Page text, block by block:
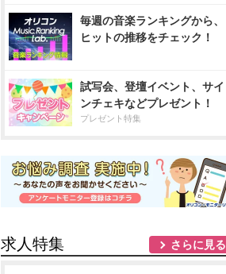
毎週の音楽ランキングから、
ヒットの推移をチェック！
試写会、登壇イベント、サイ
ンチェキなどプレゼント！
プレゼント特集
求人特集 さらに見る